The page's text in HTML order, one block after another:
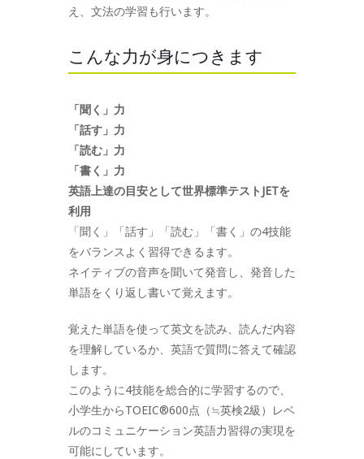
え、文法の学習も行います。
こんな力が身につきます
「聞く」力
「話す」力
「読む」力
「書く」力
英語上達の目安として世界標準テストJETを
利用
「聞く」「話す」「読む」「書く」の4技能
をバランスよく習得できるます。
ネイティブの音声を聞いて発音し、発音した
単語をくり返し書いて覚えます。
覚えた単語を使って英文を読み、読んだ内容
を理解しているか、英語で質問に答えて確認
します。
このように4技能を総合的に学習するので、
小学生からTOEIC®600点（≒英検2級）レベ
ルのコミュニケーション英語力習得の実現を
可能にしています。